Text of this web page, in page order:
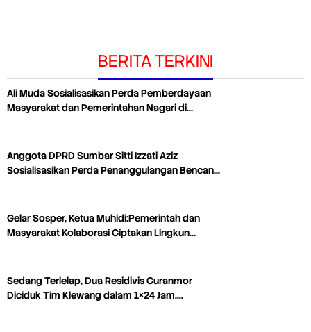
BERITA TERKINI
Ali Muda Sosialisasikan Perda Pemberdayaan
Masyarakat dan Pemerintahan Nagari di…
Anggota DPRD Sumbar Sitti Izzati Aziz
Sosialisasikan Perda Penanggulangan Bencan…
Gelar Sosper, Ketua Muhidi:Pemerintah dan
Masyarakat Kolaborasi Ciptakan Lingkun…
Sedang Terlelap, Dua Residivis Curanmor
Diciduk Tim Klewang dalam 1×24 Jam,…